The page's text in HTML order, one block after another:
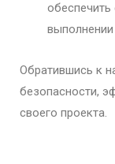
Обратившись к
безопасности,
своего проекта.